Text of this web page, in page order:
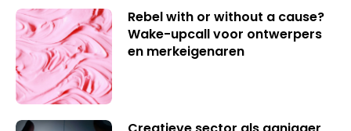
Rebel with or without a cause?
Wake-upcall voor ontwerpers
en merkeigenaren